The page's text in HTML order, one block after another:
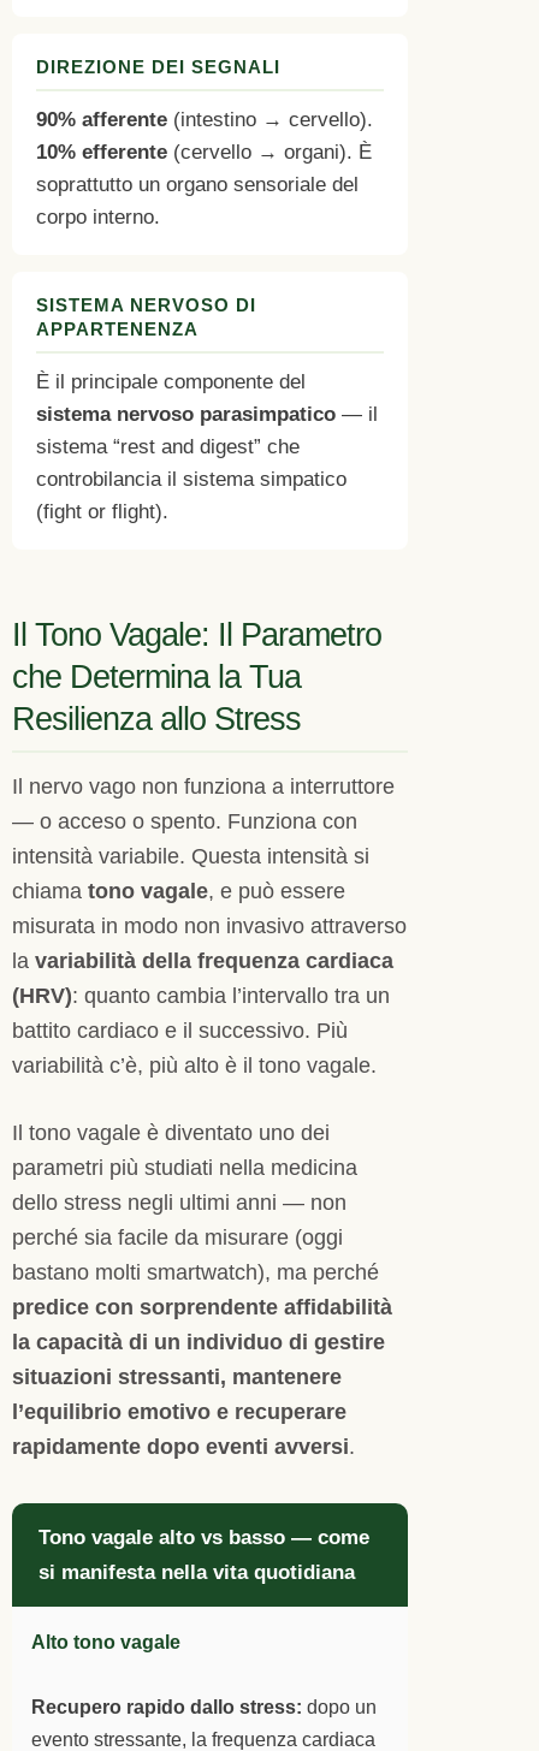
DIREZIONE DEI SEGNALI
90% afferente (intestino → cervello).
10% efferente (cervello → organi). È
soprattutto un organo sensoriale del
corpo interno.
SISTEMA NERVOSO DI
APPARTENENZA
È il principale componente del
sistema nervoso parasimpatico — il
sistema “rest and digest” che
controbilancia il sistema simpatico
(fight or flight).
Il Tono Vagale: Il Parametro
che Determina la Tua
Resilienza allo Stress
Il nervo vago non funziona a interruttore
— o acceso o spento. Funziona con
intensità variabile. Questa intensità si
chiama tono vagale, e può essere
misurata in modo non invasivo attraverso
la variabilità della frequenza cardiaca
(HRV): quanto cambia l’intervallo tra un
battito cardiaco e il successivo. Più
variabilità c’è, più alto è il tono vagale.
Il tono vagale è diventato uno dei
parametri più studiati nella medicina
dello stress negli ultimi anni — non
perché sia facile da misurare (oggi
bastano molti smartwatch), ma perché
predice con sorprendente affidabilità
la capacità di un individuo di gestire
situazioni stressanti, mantenere
l’equilibrio emotivo e recuperare
rapidamente dopo eventi avversi.
Tono vagale alto vs basso — come
si manifesta nella vita quotidiana
Alto tono vagale
Recupero rapido dallo stress: dopo un
evento stressante, la frequenza cardiaca